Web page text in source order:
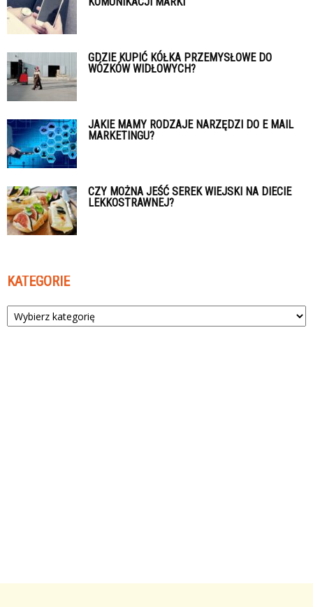
GDZIE KUPIĆ KÓŁKA PRZEMYSŁOWE DO
WÓZKÓW WIDŁOWYCH?
JAKIE MAMY RODZAJE NARZĘDZI DO E MAIL
MARKETINGU?
CZY MOŻNA JEŚĆ SEREK WIEJSKI NA DIECIE
LEKKOSTRAWNEJ?
KATEGORIE
Kategorie